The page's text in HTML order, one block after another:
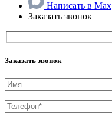
Написать в Max
Заказать звонок
Заказать звонок